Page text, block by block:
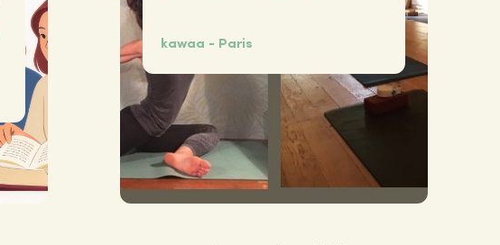
kawaa - Paris